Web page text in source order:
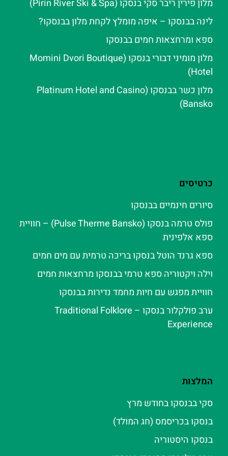
מלון פירין ריבר סקי בנסקו (Pirin River Ski & Spa‬)
לינה בבנסקו – איפה מומלץ לקחת מלון בבנסקו?
ספא ומרחצאות חמים בבנסקו
מלון מומיני דבורי בנסקו (Momini Dvori Boutique
Hotel)
מלון כשר בבנסקו (Platinum Hotel and Casino
Bansko)
כרטיסים
סיורים חינמיים בבנסקו
פולס טרמה בנסקו (Pulse Therme Bansko) – חוויית
ספא אלפינית
ספא גרנד הוטל בנסקו בריכה טרמית עם מים חמים
וילה ויקטוריה ספא טרמי בבנסקו מרחצאות חמים
חוויית מפגש עם חיות מחמד נדירות בבנסקו
ערב פולקלור בנסקו – Traditional Folklore
Experience
המלצות
סקי בבנסקו בחודש מרץ
בנסקו בכריסמס (חג המולד)
בנסקו היסטוריה